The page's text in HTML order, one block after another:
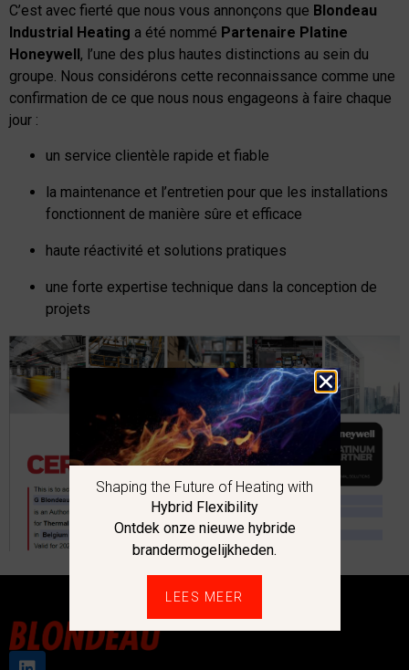
C’est avec fierté que nous vous annonçons que Blondeau
Industrial Heating a été nommé Partenaire Platine
Honeywell, l’une des plus hautes distinctions au sein du
groupe. Nous considérons cette reconnaissance comme une
confirmation de ce que nous nous engageons à faire chaque
jour :
un service clientèle rapide et fiable
la maintenance et l’entretien pour que les installations
fonctionnent de manière sûre et efficace
haute réactivité et solutions pratiques
une forte expertise technique dans la conception de
projets
Shaping the Future of Heating with
Hybrid Flexibility
Ontdek onze nieuwe hybride
brandermogelijkheden.
LEES MEER